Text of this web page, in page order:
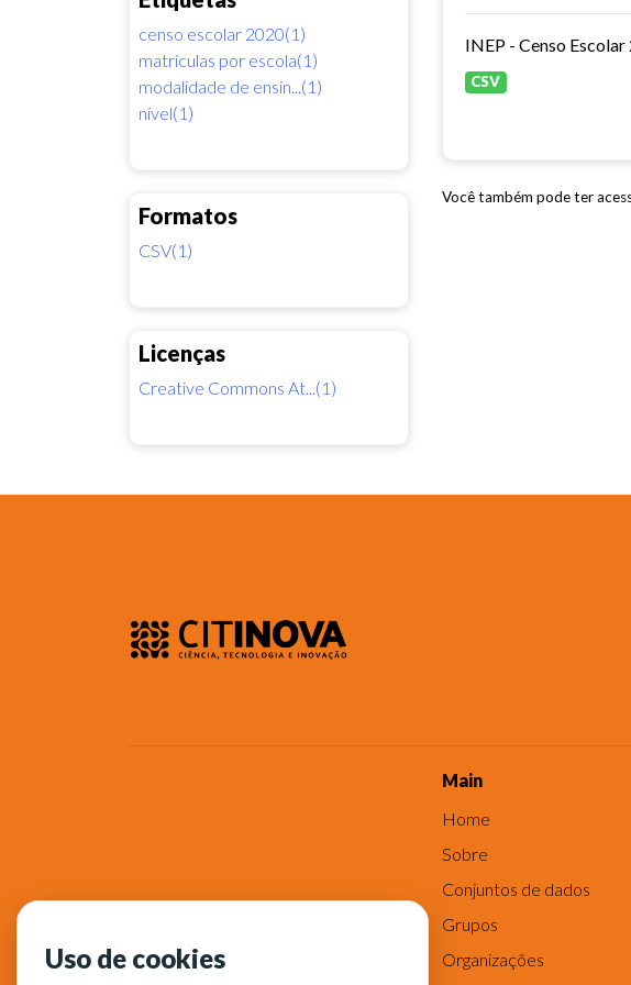
censo escolar 2020(1)
matrículas por escola(1)
modalidade de ensin...(1)
nível(1)
Formatos
CSV(1)
Licenças
Creative Commons At...(1)
INEP - Censo
CSV
Você também pode ter
Main
Home
Sobre
Conjuntos de dados
Grupos
Organizações
Uso de cookies